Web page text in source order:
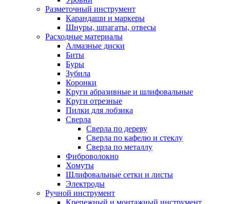
Разметочный инструмент
Карандаши и маркеры
Шнуры, шпагаты, отвесы
Расходные материалы
Алмазные диски
Биты
Буры
Зубила
Коронки
Круги абразивные и шлифовальные
Круги отрезные
Пилки для лобзика
Сверла
Сверла по дереву
Сверла по кафелю и стеклу
Сверла по металлу
Фиброволокно
Хомуты
Шлифовальные сетки и листы
Электроды
Ручной инструмент
Крепежный и монтажный инструмент